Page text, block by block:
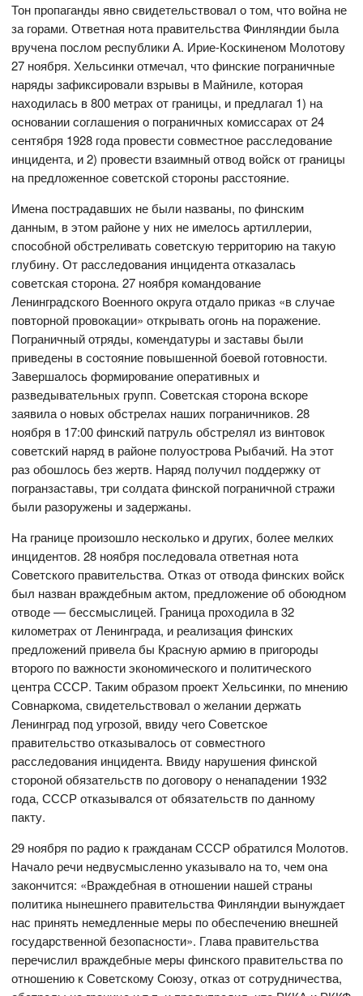
Тон пропаганды явно свидетельствовал о том, что война не
за горами. Ответная нота правительства Финляндии была
вручена послом республики А. Ирие-Коскиненом Молотову
27 ноября. Хельсинки отмечал, что финские пограничные
наряды зафиксировали взрывы в Майниле, которая
находилась в 800 метрах от границы, и предлагал 1) на
основании соглашения о пограничных комиссарах от 24
сентября 1928 года провести совместное расследование
инцидента, и 2) провести взаимный отвод войск от границы
на предложенное советской стороны расстояние.
Имена пострадавших не были названы, по финским
данным, в этом районе у них не имелось артиллерии,
способной обстреливать советскую территорию на такую
глубину. От расследования инцидента отказалась
советская сторона. 27 ноября командование
Ленинградского Военного округа отдало приказ «в случае
повторной провокации» открывать огонь на поражение.
Пограничный отряды, комендатуры и заставы были
приведены в состояние повышенной боевой готовности.
Завершалось формирование оперативных и
разведывательных групп. Советская сторона вскоре
заявила о новых обстрелах наших пограничников. 28
ноября в 17:00 финский патруль обстрелял из винтовок
советский наряд в районе полуострова Рыбачий. На этот
раз обошлось без жертв. Наряд получил поддержку от
погранзаставы, три солдата финской пограничной стражи
были разоружены и задержаны.
На границе произошло несколько и других, более мелких
инцидентов. 28 ноября последовала ответная нота
Советского правительства. Отказ от отвода финских войск
был назван враждебным актом, предложение об обоюдном
отводе — бессмыслицей. Граница проходила в 32
километрах от Ленинграда, и реализация финских
предложений привела бы Красную армию в пригороды
второго по важности экономического и политического
центра СССР. Таким образом проект Хельсинки, по мнению
Совнаркома, свидетельствовал о желании держать
Ленинград под угрозой, ввиду чего Советское
правительство отказывалось от совместного
расследования инцидента. Ввиду нарушения финской
стороной обязательств по договору о ненападении 1932
года, СССР отказывался от обязательств по данному
пакту.
29 ноября по радио к гражданам СССР обратился Молотов.
Начало речи недвусмысленно указывало на то, чем она
закончится: «Враждебная в отношении нашей страны
политика нынешнего правительства Финляндии вынуждает
нас принять немедленные меры по обеспечению внешней
государственной безопасности». Глава правительства
перечислил враждебные меры финского правительства по
отношению к Советскому Союзу, отказ от сотрудничества,